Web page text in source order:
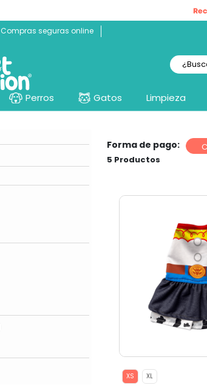
Compras seguras online
Perros Gatos Limpieza
Forma de pago:
5
XS XL